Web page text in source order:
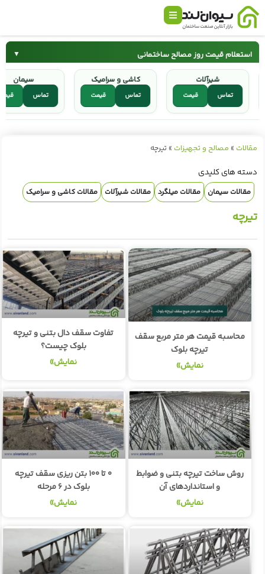
استعلام قیمت روز مصالح ساختمانی ▼
سیمان میلگرد
کاشی و سرامیک شیرآلات
سیمان
تماس
کاشی و سرامیک
قیمت تماس
شیرآلات
قیمت تماس
مقالات » مصالح و تجهیزات » تیرچه
دسته های کلیدی
مقالات سیمان مقالات میلگرد مقالات شیرآلات مقالات کاشی و سرامیک
تیرچه
محاسبه قیمت هر متر مربع سقف
تیرچه بلوک
نمایش»
تفاوت سقف دال بتنی و تیرچه
بلوک چیست؟
نمایش»
روش ساخت تیرچه بتنی و ضوابط
و استانداردهای آن
نمایش»
۰ تا ۱۰۰ بتن ریزی سقف تیرچه
بلوک در ۶ مرحله
نمایش»